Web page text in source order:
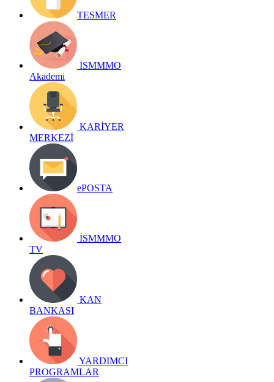
TESMER
İSMMMO
Akademi
KARİYER
MERKEZİ
ePOSTA
İSMMMO
TV
KAN
BANKASI
YARDIMCI
PROGRAMLAR